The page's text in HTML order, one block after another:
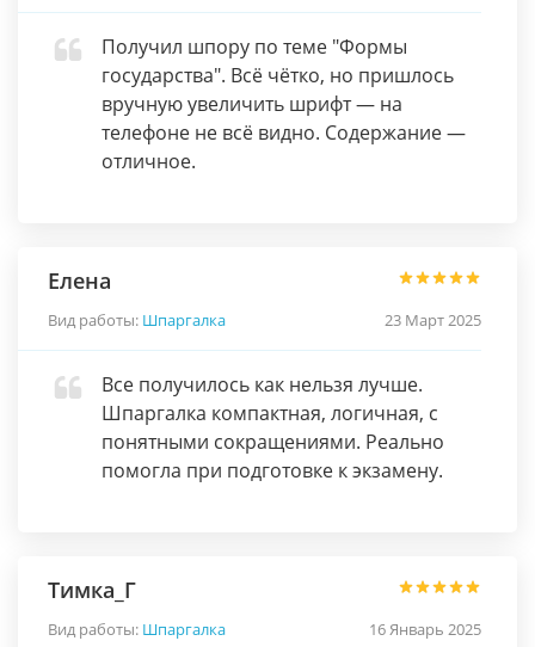
Получил шпору по теме "Формы
государства". Всё чётко, но пришлось
вручную увеличить шрифт — на
телефоне не всё видно. Содержание —
отличное.
Елена
Вид работы: Шпаргалка 23 Март 2025
Все получилось как нельзя лучше.
Шпаргалка компактная, логичная, с
понятными сокращениями. Реально
помогла при подготовке к экзамену.
Тимка_Г
Вид работы: Шпаргалка 16 Январь 2025